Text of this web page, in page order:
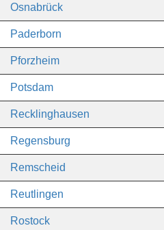
Osnabrück
Paderborn
Pforzheim
Potsdam
Recklinghausen
Regensburg
Remscheid
Reutlingen
Rostock